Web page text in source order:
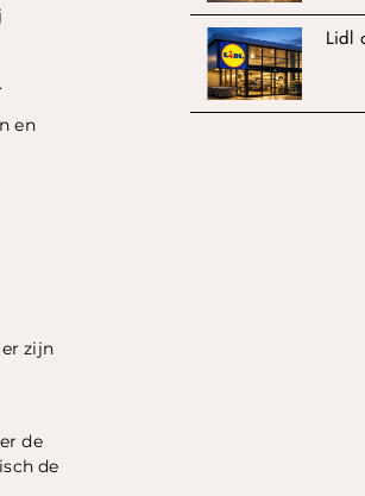
en
zijn
de
de
Lidl